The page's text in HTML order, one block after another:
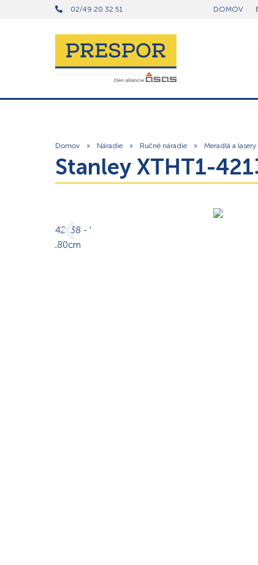
02/49 20 32 51 DOMOV
Domov » Náradie » Ručné náradie » Meradlá a lasery
Stanley XTHT1-